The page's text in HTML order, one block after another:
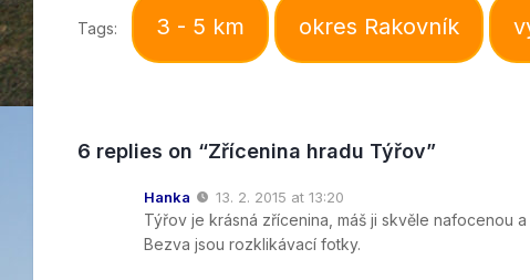
Tags: 3 - 5 km okres Rakovník
6 replies on “Zřícenina hradu Týřov”
Hanka 13. 2. 2015 at 13:20
Týřov je krásná zřícenina, máš ji skvěle nafocenou
Bezva jsou rozklikávací fotky.